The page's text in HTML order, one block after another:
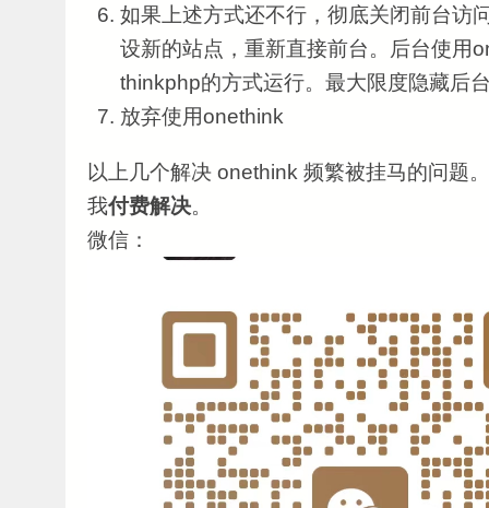
如果上述方式还不行，彻底关闭前台访
设新的站点，重新直接前台。后台使用
thinkphp的方式运行。最大限度隐藏后
放弃使用onethink
以上几个解决 onethink 频繁被挂马的问题
我付费解决。
微信：